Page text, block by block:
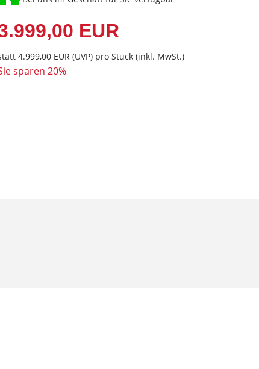
EUR
4.999,00 EUR(UVP) pro Stück (inkl. MwSt.)
sparen 20%